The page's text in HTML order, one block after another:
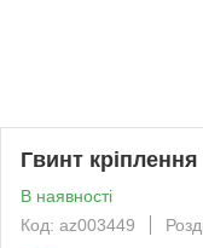
Гвинт
В наявності
Код: az003449